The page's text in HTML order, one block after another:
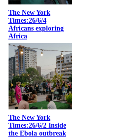
The New York
Times:26/6/4
Africans exploring
Africa
The New York
Times:26/6/2 Inside
the Ebola outbreak